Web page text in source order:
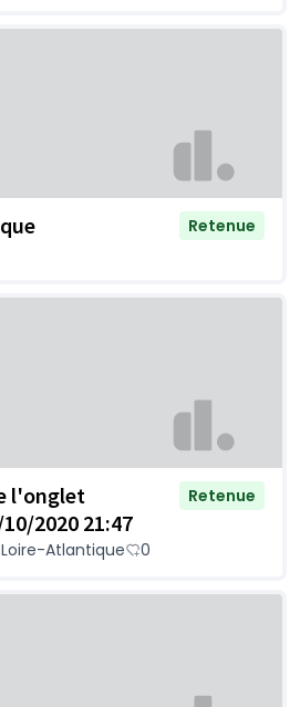
Retenue
l'onglet
2020 21:47
Retenue
Atlantique 0